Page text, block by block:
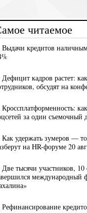
читаемое
Выдачи кредитов
кадров растет:
обсудят на
за один съемочный
Как удержать зумеров —
на HR-форуме 20
Две тысячи участников,
международный
Рефинансирование